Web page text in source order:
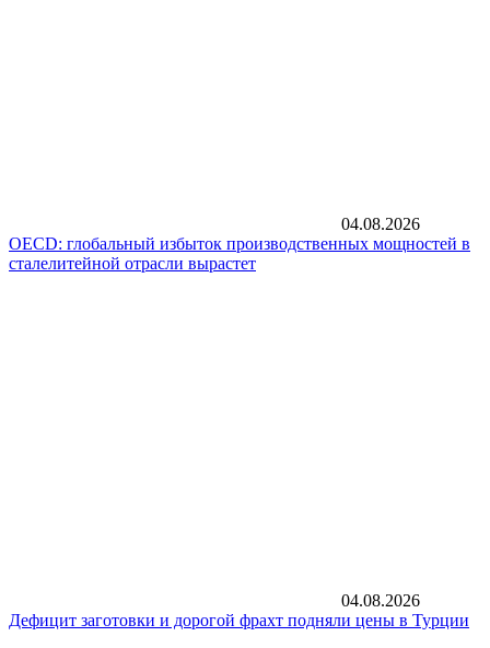
04.08.2026
OECD: глобальный избыток производственных мощностей в
сталелитейной отрасли вырастет
04.08.2026
Дефицит заготовки и дорогой фрахт подняли цены в Турции